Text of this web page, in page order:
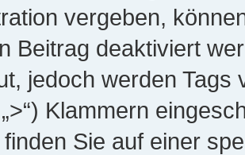
vergeben,
Beitrag deaktiviert
jedoch werden Tags
„>“) Klammern
Sie auf einer